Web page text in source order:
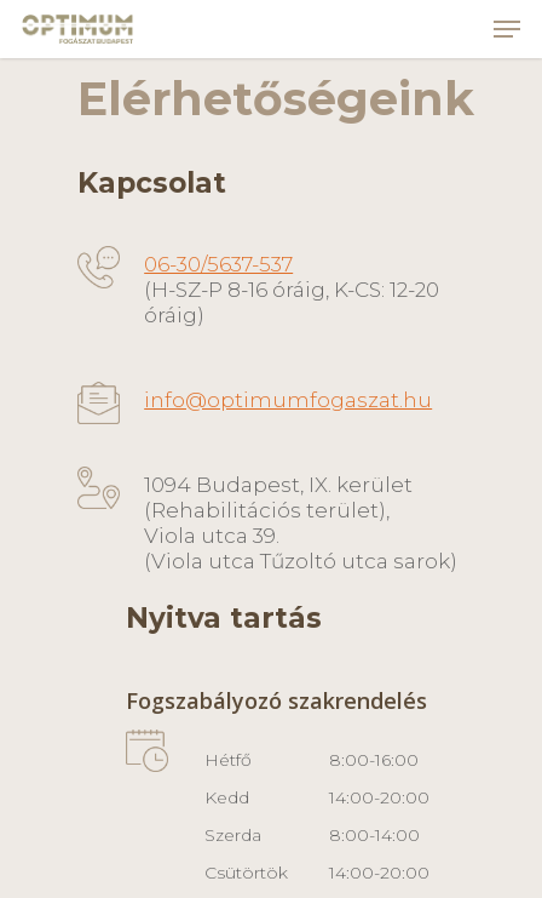
Skip
main
contentElérhetőségeink
Kapcsolat
06-30/5637-537
(H-SZ-P 8-16 óráig, K-CS: 12-20
óráig)
info@optimumfogaszat.hu
1094 Budapest, IX. kerület
(Rehabilitációs terület),
Viola utca 39.
(Viola utca Tűzoltó utca sarok)
Nyitva tartás
Fogszabályozó szakrendelés
Hétfő
8:00-16:00
Kedd
14:00-20:00
Szerda
8:00-14:00
Csütörtök
14:00-20:00